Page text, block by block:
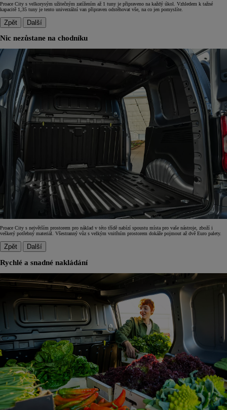
Proace City s velkorysým užitečným zatížením až 1 tuny je připraveno na každý úkol. Vzhledem k tažné
kapacitě 1,35 tuny je tento univerzální van připraven odstěhovat vše, na co jen pomyslíte.
Zpět Další
Nic nezůstane na chodníku
Proace City s největším prostorem pro náklad v této třídě nabízí spoustu místa pro vaše nástroje, zboží i
veškerý potřebný materiál. Všestranný vůz s velkým vnitřním prostorem dokáže pojmout až dvě Euro palety.
Zpět Další
Rychlé a snadné nakládání